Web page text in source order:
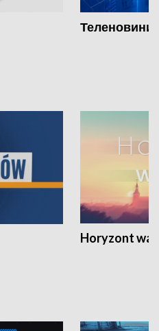
Теленовини
Horyzont